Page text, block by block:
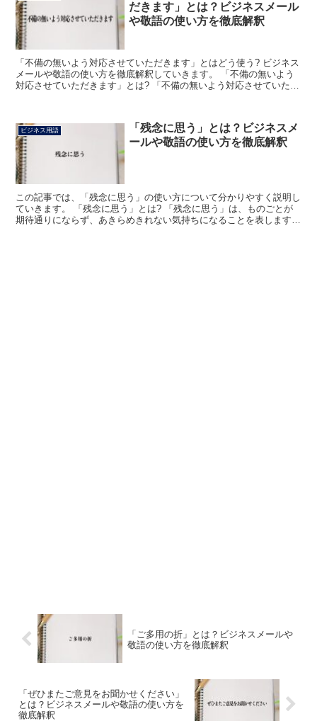
だきます」とは？ビジネスメール
や敬語の使い方を徹底解釈
「不備の無いよう対応させていただきます」とはどう使う? ビジネス
メールや敬語の使い方を徹底解釈していきます。 「不備の無いよう
対応させていただきます」とは? 「不備の無いよう対応させていただ
ビジネス用語
「残念に思う」とは？ビジネスメ
ールや敬語の使い方を徹底解釈
この記事では、「残念に思う」の使い方について分かりやすく説明し
ていきます。 「残念に思う」とは? 「残念に思う」は、ものごとが
期待通りにならず、あきらめきれない気持ちになることを表します。
「ご多用の折」とは？ビジネスメールや
敬語の使い方を徹底解釈
「ぜひまたご意見をお聞かせください」
とは？ビジネスメールや敬語の使い方を
徹底解釈